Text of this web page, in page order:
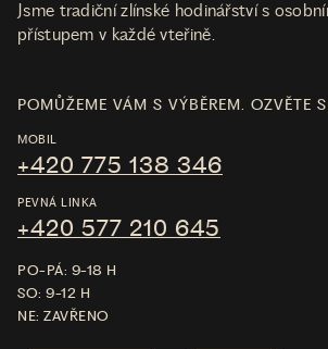
Jsme tradiční zlínské hodinářství s
přístupem v každé vteřině.
POMŮŽEME VÁM S VÝBĚREM. OZVĚTE
MOBIL
+420 775 138 346
PEVNÁ LINKA
+420 577 210 645
PO-PÁ: 9-18 H
SO: 9-12 H
NE: ZAVŘENO